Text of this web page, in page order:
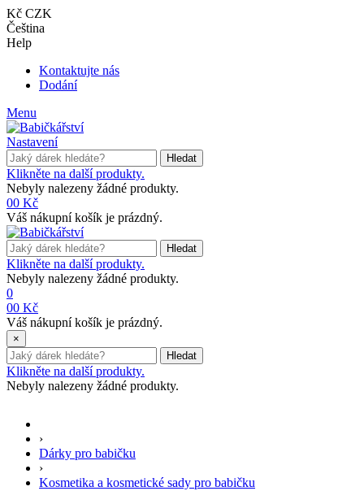
Kč CZK
Čeština
Help
Kontaktujte nás
Dodání
Menu
Nastavení
Hledat
Klikněte na další produkty.
Nebyly nalezeny žádné produkty.
00 Kč
Váš nákupní košík je prázdný.
Hledat
Klikněte na další produkty.
Nebyly nalezeny žádné produkty.
0
00 Kč
Váš nákupní košík je prázdný.
×
Hledat
Klikněte na další produkty.
Nebyly nalezeny žádné produkty.
›
Dárky pro babičku
›
Kosmetika a kosmetické sady pro babičku